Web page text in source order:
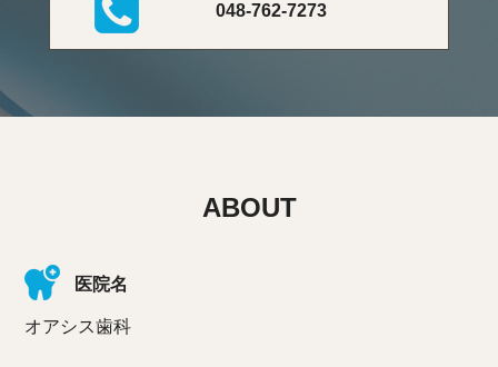
048-762-7273
ABOUT
医院名
オアシス歯科